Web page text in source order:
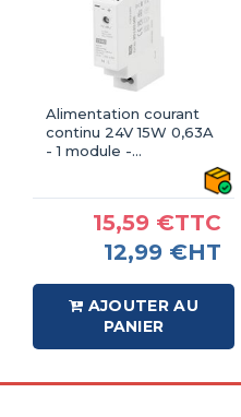
Alimentation courant
continu 24V 15W 0,63A
- 1 module -
15,59 €TTC
12,99 €HT
AJOUTER AU
PANIER